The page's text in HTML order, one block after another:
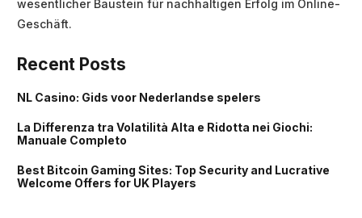
wesentlicher Baustein für nachhaltigen Erfolg im Online-
Geschäft.
Recent Posts
NL Casino: Gids voor Nederlandse spelers
La Differenza tra Volatilità Alta e Ridotta nei Giochi:
Manuale Completo
Best Bitcoin Gaming Sites: Top Security and Lucrative
Welcome Offers for UK Players